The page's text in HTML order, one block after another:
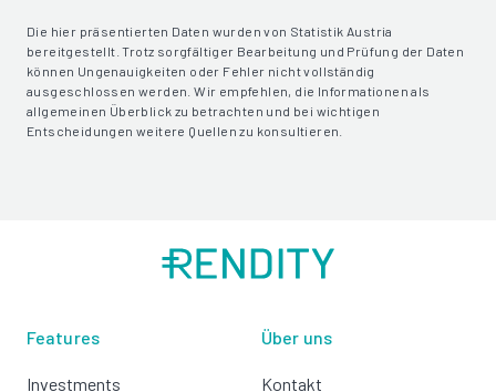
Die hier präsentierten Daten wurden von Statistik Austria
bereitgestellt. Trotz sorgfältiger Bearbeitung und Prüfung der Daten
können Ungenauigkeiten oder Fehler nicht vollständig
ausgeschlossen werden. Wir empfehlen, die Informationen als
allgemeinen Überblick zu betrachten und bei wichtigen
Entscheidungen weitere Quellen zu konsultieren.
Features
Investments
Über uns
Kontakt